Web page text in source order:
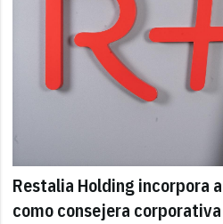
Restalia Holding incorpora
como consejera corporativa